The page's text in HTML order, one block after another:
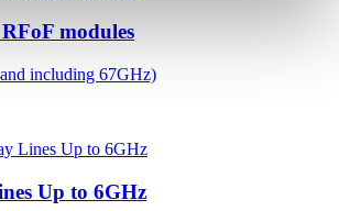
modules
including 67GHz)
Up to 6GHz